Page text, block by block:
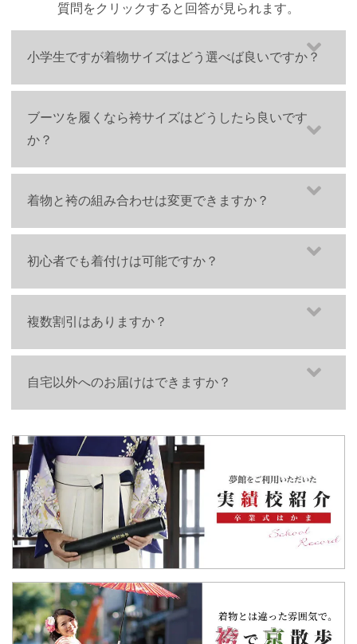
質問をクリックすると回答が見られます。
小学生ですが着物サイズはどう選べば良いですか？
小学生の方のご利用は、裄の長さで確認します。
首の付け根の背骨から肩を通って手首の関節までの長さを
このとき、腕はすこし斜めにのばした状態で計測してくだ
さい。
64cmより短ければジュニア用の着物（肩上げ加工済み）
をおすすめします。
64cmより長ければ大人用着物のご着用が可能です。
ご身長が143cm～145cmの方は、「SS（ジュニア用
袴）」「S（大人用袴）」のどちらでも対応できますが、
袴サイズ選び 詳しくはこちら
ブーツを履くなら袴サイズはどうしたら良いです
か？
まずはご自身の【アンダーバストの5cm下からくるぶしま
ブーツの場合は、少し短めにするのがオススメです。
底冷えする体育館での卒業式には防寒の意味でもブーツの
着用がおすすめです♪
小学生袴オプション
着物と袴の組み合わせは変更できますか？
ご自由に変更できます。
お選びいただいた着物に合わせて、お好みの袴カラー、袴サイズをお選
びください。
「どの袴を合わせたらいいか分からない。沢山あって決められな
い...！」
そんな方はカート内「おすすめ袴」からお選びください。
初心者でも着付けは可能ですか？
初心者でもできるお着付け動画をご用意しておりますので
※着付けはあくまで自己責任でお願いいたします。
複数割引はありますか？
ございます。
ご予約の場合
それぞれの商品代金より、最大1,000円割引させて頂きま
す。
詳しくはこちら
自宅以外へのお届けはできますか？
もちろん可能です。
事前に美容室など先方に荷物受取りの依頼をお願いいたし
ます。
また「ご担当者名」等の詳細入力が必要でしたらご注文の
際にご入力ください。